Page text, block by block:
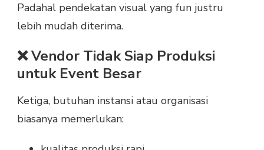
Padahal pendekatan visual yang fun justru
lebih mudah diterima.
❌ Vendor Tidak Siap Produksi
untuk Event Besar
Ketiga, butuhan instansi atau organisasi
biasanya memerlukan: